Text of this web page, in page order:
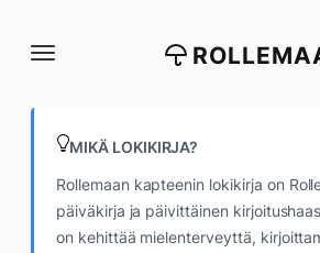
suoraan
MIKÄ LOKIKIRJA?
Rollemaan kapteenin lokikirja on
päiväkirja ja päivittäinen
on kehittää mielenterveyttä,